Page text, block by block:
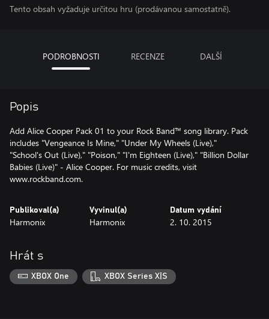
Tento obsah vyžaduje určitou hru (prodávanou samostatně).
PODROBNOSTI RECENZE DALŠÍ
Popis
Add Alice Cooper Pack 01 to your Rock Band™ song library. Pack
includes "Vengeance Is Mine," "Under My Wheels (Live),"
"School's Out (Live)," "Poison," "I'm Eighteen (Live)," "Billion Dollar
Babies (Live)" - Alice Cooper. For music credits, visit
www.rockband.com.
Publikoval(a)
Harmonix
Vyvinul(a)
Harmonix
Datum vydání
2. 10. 2015
Hrát s
XBOX One XBOX Series X|S